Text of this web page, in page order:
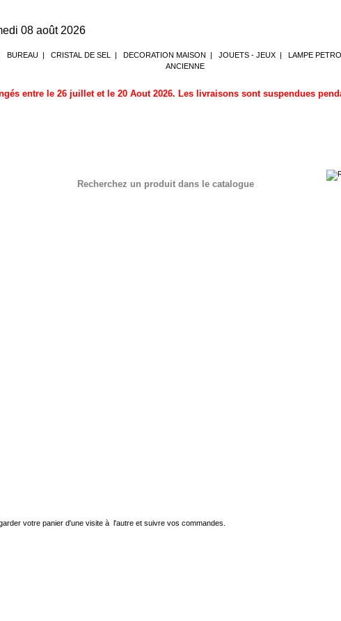
08 août 2026
BUREAU | CRISTAL DE SEL | DECORATION MAISON | JOUETS - JEUX | LAMPE
ANCIENNE
entre le 26 juillet et le 20 Aout 2026. Les livraisons sont suspendues
Recherchez un produit dans le catalogue
votre panier d'une visite à l'autre et suivre vos commandes.